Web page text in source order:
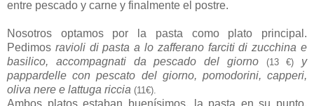
entre pescado y carne y finalmente el postre.
Nosotros optamos por la pasta como plato principal.
Pedimos ravioli di pasta a lo zafferano farciti di zucchina e
basilico, accompagnati da pescado del giorno (13 €) y
pappardelle con pescato del giorno, pomodorini, capperi,
oliva nere e lattuga riccia (11€).